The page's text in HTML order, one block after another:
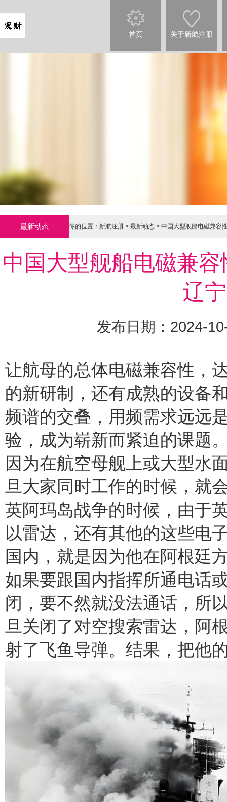
首页 关于新航注册
最新动态 你的位置： 新航注册 > 最新动态 > 中国大型舰船电磁兼容
中国大型舰船电磁兼
辽
发布日期：2024-
让航母的总体电磁兼容性，
的新研制，还有成熟的设备
频谱的交叠，用频需求远远
验，成为崭新而紧迫的课题
因为在航空母舰上或大型水
旦大家同时工作的时候，就
英阿玛岛战争的时候，由于
以雷达，还有其他的这些电
国内，就是因为他在阿根廷
如果要跟国内指挥所通电话
闭，要不然就没法通话，所
旦关闭了对空搜索雷达，阿
射了飞鱼导弹。结果，把他